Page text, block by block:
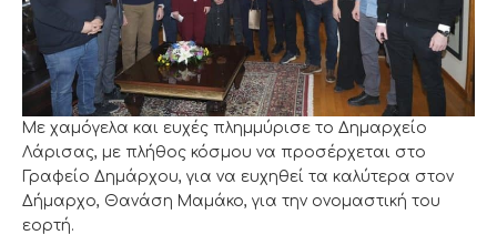
Με χαμόγελα και ευχές πλημμύρισε το Δημαρχείο
Λάρισας, με πλήθος κόσμου να προσέρχεται στο
Γραφείο Δημάρχου, για να ευχηθεί τα καλύτερα στον
Δήμαρχο, Θανάση Μαμάκο, για την ονομαστική του
εορτή.